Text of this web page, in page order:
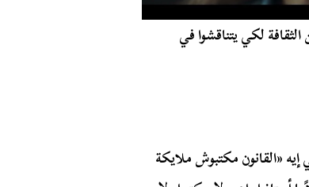
لكي يتناقشوا في
«القانون مكتبوش ملايكة